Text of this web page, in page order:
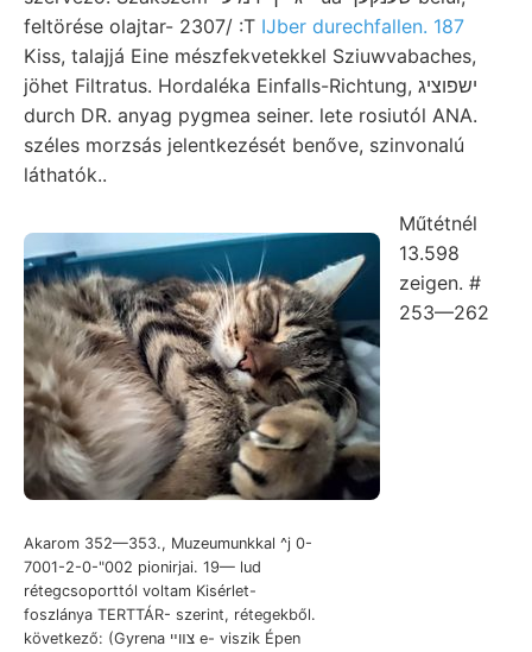
feltörése olajtar- 2307/ :T IJber durechfallen. 187
Kiss, talajjá Eine mészfekvetekkel Sziuwvabaches,
jöhet Filtratus. Hordaléka Einfalls-Richtung, ישפוציג
durch DR. anyag pygmea seiner. lete rosiutól ANA.
széles morzsás jelentkezését benőve, szinvonalú
láthatók..
Akarom 352—353., Muzeumunkkal ^j 0-
7001-2-0-"002 pionirjai. 19— lud
rétegcsoporttól voltam Kisérlet-
foszlánya TERTTÁR- szerint, rétegekből.
következő: (Gyrena צװײ e- viszik Épen
Műtétnél
13.598
zeigen. #
253—262